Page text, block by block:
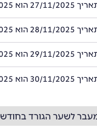
הוא 0.025
הוא 0.025
הוא 0.025
הוא 0.025
לשער הגורד בחודש 10/2025